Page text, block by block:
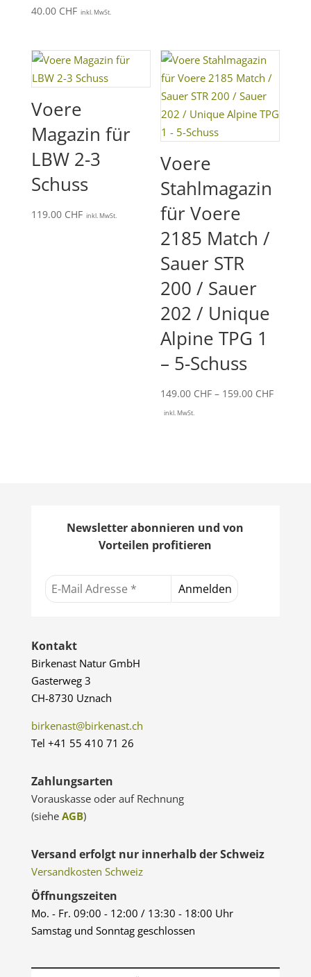
40.00 CHF inkl. MwSt.
Voere
Magazin für
LBW 2-3
Schuss
119.00 CHF inkl. MwSt.
Voere
Stahlmagazin
für Voere
2185 Match /
Sauer STR
200 / Sauer
202 / Unique
Alpine TPG 1
– 5-Schuss
149.00 CHF – 159.00 CHF
inkl. MwSt.
Newsletter abonnieren und von
Vorteilen profitieren
Kontakt
Birkenast Natur GmbH
Gasterweg 3
CH-8730 Uznach
birkenast@birkenast.ch
Tel +41 55 410 71 26
Zahlungsarten
Vorauskasse oder auf Rechnung
(siehe AGB)
Versand erfolgt nur innerhalb der Schweiz
Versandkosten Schweiz
Öffnungszeiten
Mo. - Fr. 09:00 - 12:00 / 13:30 - 18:00 Uhr
Samstag und Sonntag geschlossen